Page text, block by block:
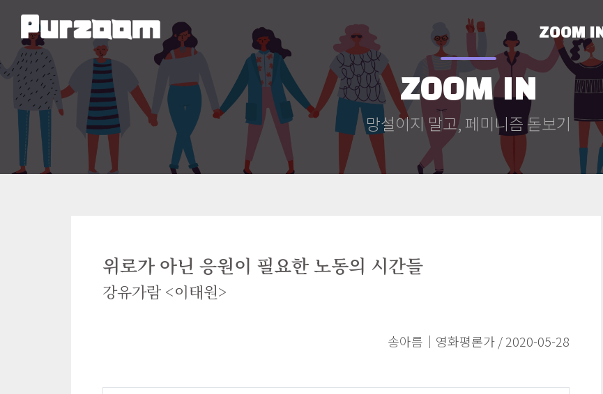
ZOOM IN
망설이지 말고, 페미니즘 돋보기
위로가 아닌 응원이 필요한 노동의 시간들
강유가람 <이태원>
송아름｜영화평론가 / 2020-05-28
ZOOM IN